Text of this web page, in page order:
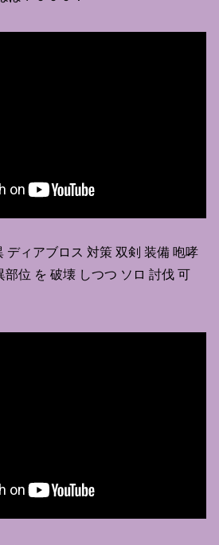
ディアブロス 対策 双剣 装備 咆哮
位 を 破壊 しつつ ソロ 討伐 可